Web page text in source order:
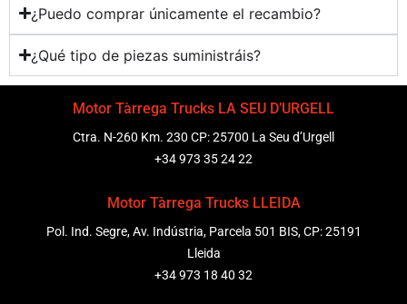
¿Puedo comprar únicamente el recambio?
¿Qué tipo de piezas suministráis?
Motor Tàrrega Trucks LA SEU D’URGELL
Ctra. N-260 Km. 230 CP: 25700 La Seu d’Urgell
+34 973 35 24 22
Motor Tàrrega Trucks LLEIDA
Pol. Ind. Segre, Av. Indústria, Parcela 501 BIS, CP: 25191
Lleida
+34 973 18 40 32